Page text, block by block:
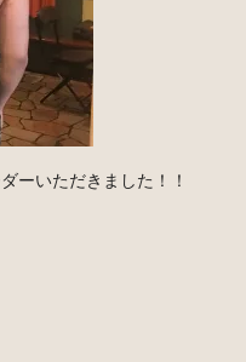
ーいただきました！！